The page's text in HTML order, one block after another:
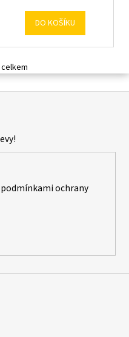
DO KOŠÍKU
podmínkami ochrany